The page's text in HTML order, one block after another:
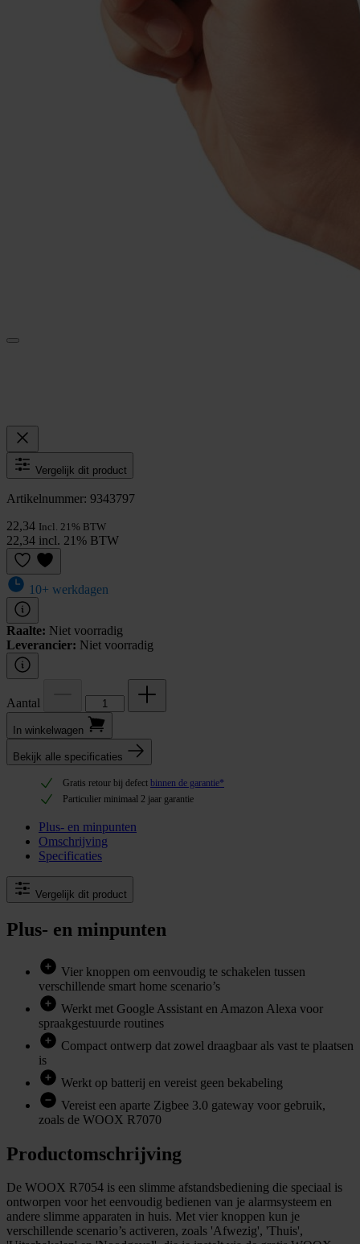
Vergelijk dit product
Artikelnummer: 9343797
22,34 Incl. 21% BTW
22,34 incl. 21% BTW
10+ werkdagen
Raalte: Niet voorradig
Leverancier: Niet voorradig
Aantal
In winkel­wagen
Bekijk alle specificaties
Gratis retour bij defect binnen de garantie*
Particulier minimaal 2 jaar garantie
Plus- en minpunten
Omschrijving
Specificaties
Vergelijk dit product
Plus- en minpunten
Vier knoppen om eenvoudig te schakelen tussen
verschillende smart home scenario’s
Werkt met Google Assistant en Amazon Alexa voor
spraakgestuurde routines
Compact ontwerp dat zowel draagbaar als vast te plaatsen
is
Werkt op batterij en vereist geen bekabeling
Vereist een aparte Zigbee 3.0 gateway voor gebruik,
zoals de WOOX R7070
Productomschrijving
De WOOX R7054 is een slimme afstandsbediening die speciaal is
ontworpen voor het eenvoudig bedienen van je alarmsysteem en
andere slimme apparaten in huis. Met vier knoppen kun je
verschillende scenario’s activeren, zoals 'Afwezig', 'Thuis',